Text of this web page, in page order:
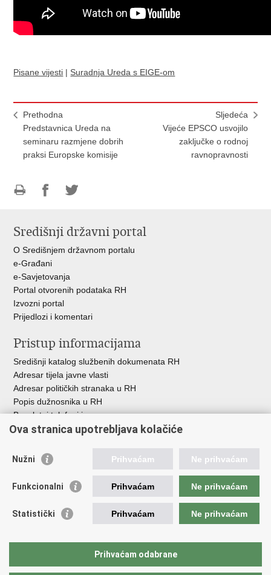
Pisane vijesti | Suradnja Ureda s EIGE-om
Prethodna
Predstavnica Ureda na
seminaru razmjene dobrih
praksi Europske komisije
Sljedeća
Vijeće EPSCO usvojilo
zaključke o rodnoj
ravnopravnosti
FacebookuTwitteru
Središnji državni portal
O Središnjem državnom portalu
e-Građani
e-Savjetovanja
Portal otvorenih podataka RH
Izvozni portal
Prijedlozi i komentari
Pristup informacijama
Središnji katalog službenih dokumenata RH
Adresar tijela javne vlasti
Adresar političkih stranaka u RH
Popis dužnosnika u RH
Besplatni telefoni javne uprave
Pozivi za žurnu pomoć
Važne poveznice
Pučka pravobraniteljica
Pravobraniteljica za osobe s invaliditetom
Europski institut za ravnopravnost spolova
Državni zavod za statistiku
Ova stranica upotrebljava kolačiće
Nužni Prihvaćam Ne prihvaćam
Funkcionalni Prihvaćam Ne prihvaćam
Statistički Prihvaćam Ne prihvaćam
Prihvaćam odabrane